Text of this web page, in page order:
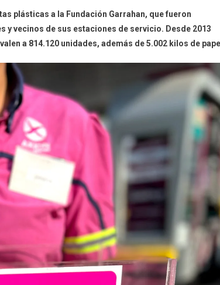
plásticas a la Fundación Garrahan, que fueron
vecinos de sus estaciones de servicio. Desde 2013
a 814.120 unidades, además de 5.002 kilos de